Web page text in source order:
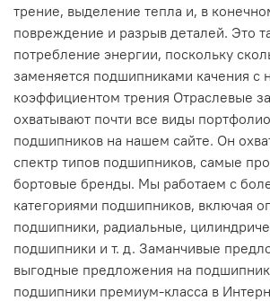
трение, выделение тепла и, в
повреждение и разрыв деталей. Это
потребление энергии, поскольку
заменяется подшипниками качения с
коэффициентом трения Отраслевые
охватывают почти все виды
подшипников на нашем сайте. Он
спектр типов подшипников, самые
бортовые бренды. Мы работаем с
категориями подшипников, включая
подшипники, радиальные,
подшипники и т. д. Заманчивые
выгодные предложения на
подшипники премиум-класса в